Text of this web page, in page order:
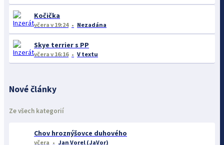
Kočička
včera v 19:24 Nezadána
Skye terrier s PP
včera v 16:16 V textu
Nové články
Ze všech kategorií
Chov hroznýšovce duhového
včera Jan Vorel (JaVor)